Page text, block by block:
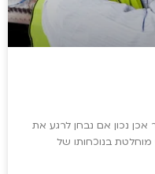
אכן נכון אם נבחן לרגע את
מוחלטת בנוכחותו של